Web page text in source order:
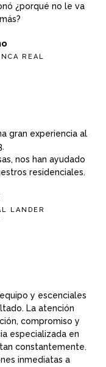
¿porqué no le va
REAL
gran experiencia al
nos han ayudado
residenciales.
LANDER
y escenciales
La atención
compromiso y
especializada en
constantemente.
inmediatas a